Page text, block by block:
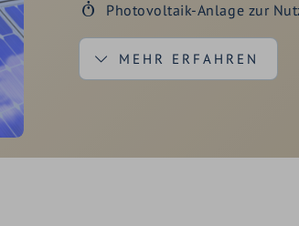
Photovoltaik-Anlage zur
MEHR ERFAHREN